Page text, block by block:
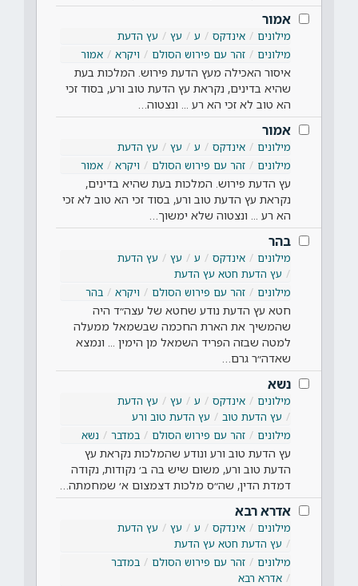
אמור
מילונים אינדקס ע עץ
עץ הדעת
מילונים
זהר עם פירוש הסולם ויקרא אמור
איסור האכילה מעץ הדעת פירוש. המלכות בעת
שהיא בדינים, נקראת עץ הדעת טוב ורע, בסוד זכי
הא טוב לא זכי הא רע ... ונצטוה…
אמור
מילונים אינדקס ע עץ
עץ הדעת
מילונים
זהר עם פירוש הסולם ויקרא אמור
עץ הדעת פירוש. המלכות בעת שהיא בדינים,
נקראת עץ הדעת טוב ורע, בסוד זכי הא טוב לא זכי
הא רע ... ונצטוה שלא ימשוך…
בהר
מילונים אינדקס ע עץ
עץ הדעת
עץ הדעת חטא עץ הדעת
מילונים
זהר עם פירוש הסולם ויקרא בהר
חטא עץ הדעת נודע שחטא של עצה״ד היה
שהמשיך את הארת החכמה שבשמאל ממעלה
למטה שבזה הפריד השמאל מן הימין ... ונמצא
שאדה״ר גרם…
נשא
מילונים אינדקס ע עץ
עץ הדעת
עץ הדעת טוב
עץ הדעת טוב ורע
מילונים
זהר עם פירוש הסולם במדבר נשא
עץ הדעת טוב ורע ונודע שהמלכות נקראת עץ
הדעת טוב ורע, משום שיש בה ב׳ נקודות, נקודה
דמדת הדין, שה״ס מלכות דצמצום א׳ שמחמתה…
אדרא רבא
מילונים אינדקס ע עץ
עץ הדעת
עץ הדעת חטא עץ הדעת
מילונים
זהר עם פירוש הסולם
במדבר
אדרא רבא